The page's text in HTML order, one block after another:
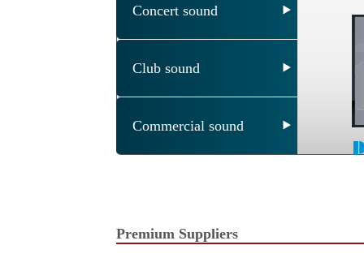
Premium Suppliers